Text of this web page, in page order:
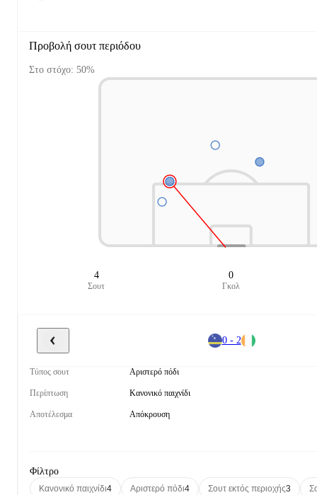
Προβολή σουτ περιόδου
Στο στόχο: 50%
4
Σουτ
0
Γκολ
0 - 2
Τύπος σουτ Αριστερό πόδι
Περίπτωση Κανονικό παιχνίδι
Αποτέλεσμα Απόκρουση
Φίλτρο
Κανονικό παιχνίδι4 Αριστερό πόδι4 Σουτ εκτός περιοχής3